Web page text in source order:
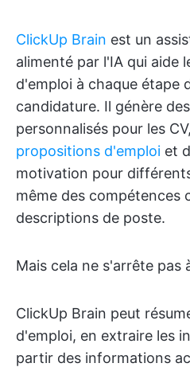
ClickUp Brain est un
alimenté par l'IA qui aide
d'emploi à chaque étape
candidature. Il génère
personnalisés pour les CV,
propositions d'emploi et
motivation pour
même des compétences
descriptions de poste.
Mais cela ne s'arrête pas
ClickUp Brain peut
d'emploi, en extraire les
partir des informations